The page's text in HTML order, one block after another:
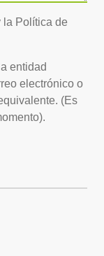
la Política de
entidad
electrónico o
(Es